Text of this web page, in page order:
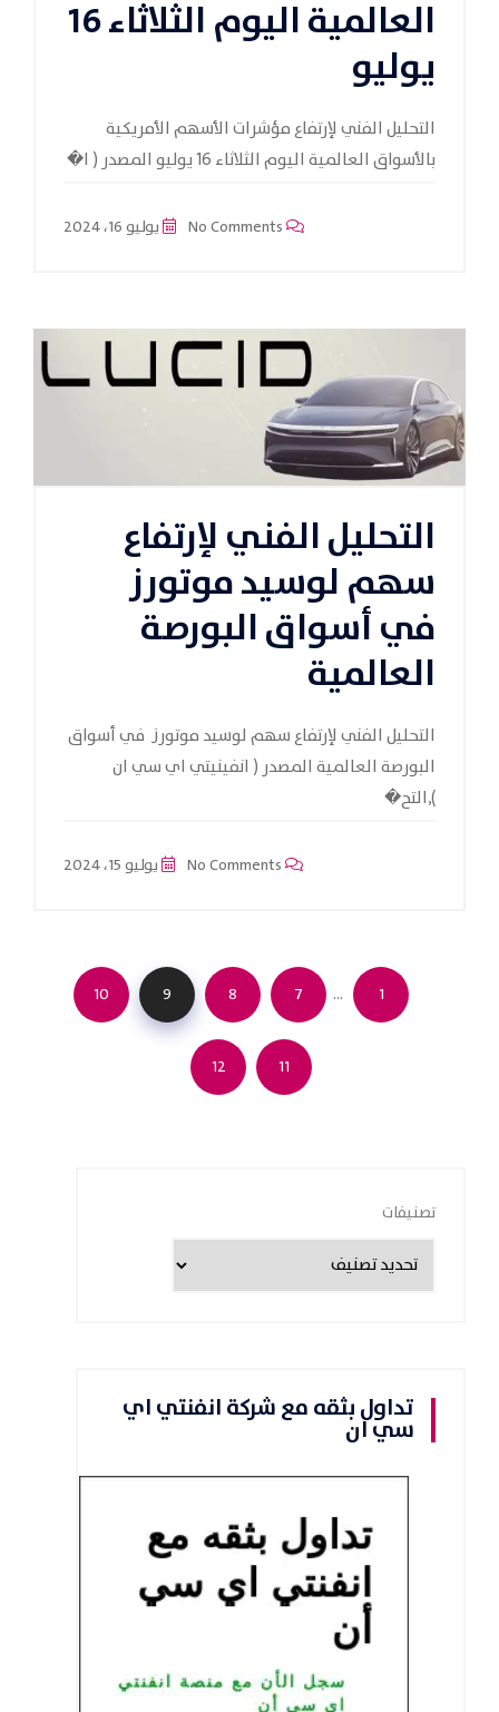
العالمية اليوم الثلاثاء 16
يوليو
التحليل الفني لإرتفاع مؤشرات الأسهم الأمريكية
بالأسواق العالمية اليوم الثلاثاء 16 يوليو المصدر ( ا�
يوليو 16، 2024
التحليل الفني لإرتفاع
سهم لوسيد موتورز
في أسواق البورصة
العالمية
التحليل الفني لإرتفاع سهم لوسيد موتورز في أسواق
البورصة العالمية المصدر ( انفينيتي اي سي ان
),التح�
يوليو 15، 2024
1
…
7
8
9
10
11
12
تصنيفات
تداول بثقه مع شركة انفنتي اي
سي ان